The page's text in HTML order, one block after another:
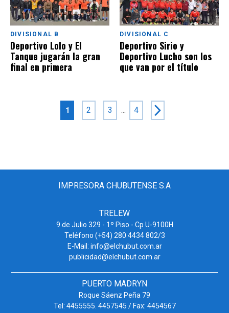
DIVISIONAL B
Deportivo Lolo y El
Tanque jugarán la gran
final en primera
DIVISIONAL C
Deportivo Sirio y
Deportivo Lucho son los
que van por el título
1 2 3 ... 4
IMPRESORA CHUBUTENSE S.A
TRELEW
9 de Julio 329 - 1º Piso - Cp U-9100H
Teléfono (+54) 280 4434 802/3
E-Mail: info@elchubut.com.ar
publicidad@elchubut.com.ar
PUERTO MADRYN
Roque Sáenz Peña 79
Tel: 4455555. 4457545 / Fax: 4454567